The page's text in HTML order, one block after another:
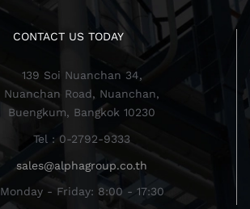
CONTACT US TODAY
139 Soi Nuanchan 34,
Nuanchan Road, Nuanchan,
Buengkum, Bangkok 10230
Tel : 0-2792-9333
sales@alphagroup.co.th
Monday - Friday: 8:00 - 17:30